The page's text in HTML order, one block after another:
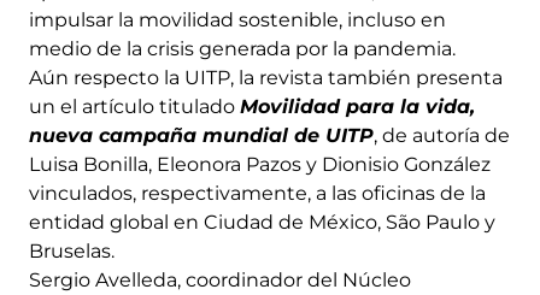
impulsar la movilidad sostenible, incluso en
medio de la crisis generada por la pandemia.
Aún respecto la UITP, la revista también presenta
un el artículo titulado Movilidad para la vida,
nueva campaña mundial de UITP, de autoría de
Luisa Bonilla, Eleonora Pazos y Dionisio González
vinculados, respectivamente, a las oficinas de la
entidad global en Ciudad de México, São Paulo y
Bruselas.
Sergio Avelleda, coordinador del Núcleo